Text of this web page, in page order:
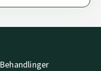
Behandlinger